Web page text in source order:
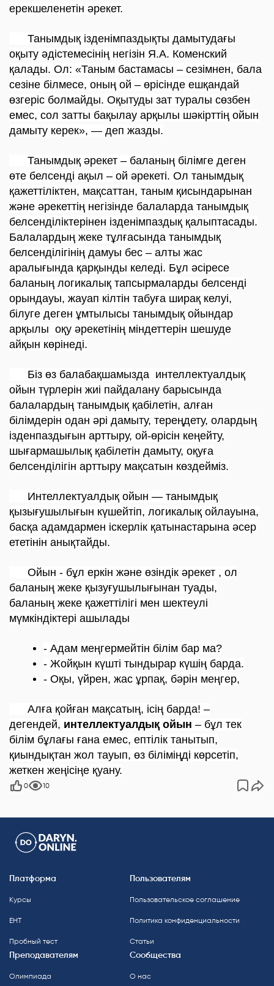
ерекшеленетін әрекет.
Танымдық iзденiмпаздықты дамытудағы
оқыту әдiстемесiнiң негiзiн Я.А. Коменский
қалады. Ол: «Таным бастамасы – сезiмнен, бала
сезiне бiлмесе, оның ой – өрiсiнде ешқандай
өзгерiс болмайды. Оқытуды зат туралы сөзбен
емес, сол затты бақылау арқылы шәкiрттiң ойын
дамыту керек», — деп жазды.
Танымдық әрекет – баланың бiлiмге деген
өте белсендi ақыл – ой әрекетi. Ол танымдық
қажеттiлiктен, мақсаттан, таным қисындарынан
және әрекеттiң негiзiнде балаларда танымдық
белсендiлiктерiнен iзденiмпаздық қалыптасады.
Балалардың жеке тұлғасында танымдық
белсендiлiгiнiң дамуы бес – алты жас
аралығында қарқынды келедi. Бұл әсiресе
баланың логикалық тапсырмаларды белсендi
орындауы, жауап кiлтiн табуға ширақ келуi,
бiлуге деген ұмтылысы танымдық ойындар
арқылы оқу әрекетiнiң мiндеттерiн шешуде
айқын көрiнедi.
Біз өз балабақшамызда интеллектуалдық
ойын түрлерін жиі пайдалану барысында
балалардың танымдық қабілетін, алған
білімдерін одан әрі дамыту, тереңдету, олардың
ізденпаздығын арттыру, ой-өрісін кеңейту,
шығармашылық қабілетін дамыту, оқуға
белсенділігін арттыру мақсатын көздейміз.
Интеллектуалдық ойын — танымдық
қызығушылығын күшейтіп, логикалық ойлауына,
басқа адамдармен іскерлік қатынастарына әсер
ететінін анықтайды.
Ойын - бұл еркін және өзіндік әрекет , ол
баланың жеке қызуғушылығынан туады,
баланың жеке қажеттілігі мен шектеулі
мүмкіндіктері ашылады
- Адам меңгермейтін білім бар ма?
- Жойқын күшті тындырар күшің барда.
- Оқы, үйрен, жас ұрпақ, бәрін меңгер,
Алға қойған мақсатың, ісің барда! –
дегендей, интеллектуалдық ойын – бұл тек
білім бұлағы ғана емес, ептілік танытып,
қиындықтан жол тауып, өз біліміңді көрсетіп,
жеткен жеңісіңе қуану.
0 10
Платформа
Курсы
ЕНТ
Пробный тест
Пользователям
Пользовательское соглашение
Политика конфиденциальности
Статьи
Преподавателям
Олимпиада
Сообщества
О нас